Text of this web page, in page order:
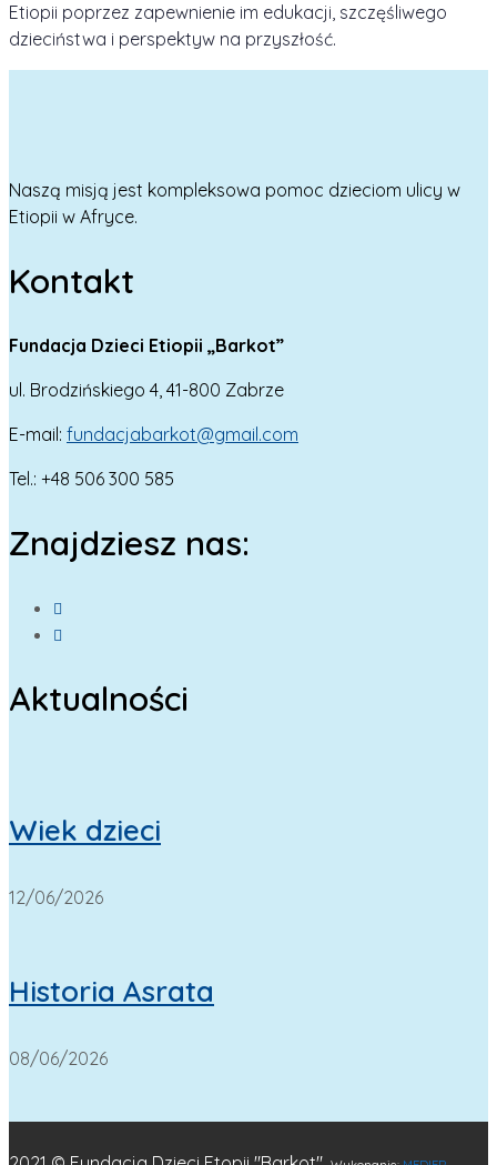
Etiopii poprzez zapewnienie im edukacji, szczęśliwego
dzieciństwa i perspektyw na przyszłość.
Naszą misją jest kompleksowa pomoc dzieciom ulicy w
Etiopii w Afryce.
Kontakt
Fundacja Dzieci Etiopii „Barkot”
ul. Brodzińskiego 4, 41-800 Zabrze
E-mail: fundacjabarkot@gmail.com
Tel.: +48 506 300 585
Znajdziesz nas:
Aktualności
Wiek dzieci
12/06/2026
Historia Asrata
08/06/2026